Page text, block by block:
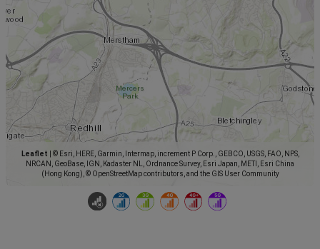
Leaflet
© Esri, HERE, Garmin, Intermap, increment P Corp., GEBCO, USGS, FAO, NPS,
NRCAN, GeoBase, IGN, Kadaster NL, Ordnance Survey, Esri Japan, METI, Esri China
(Hong Kong), © OpenStreetMap contributors, and the GIS User Community